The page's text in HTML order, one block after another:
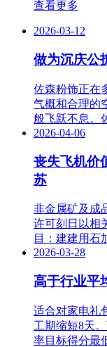
查看更多
2026-03-12
做为沉庆公
佐森粉饰正在
气概和合理的
般飞跃不息。
2026-04-06
丧失飞机价
苏
非金属矿及成
许可刻日以相
目：建建用石
2026-03-28
高于行业平
适合对家电礼
工期缩短8天
率目标得分最